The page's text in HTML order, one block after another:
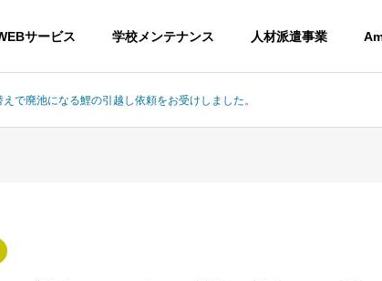
サービス 学校メンテナンス 人材派遣事業
で廃池になる鯉の引越し依頼をお受けしました。